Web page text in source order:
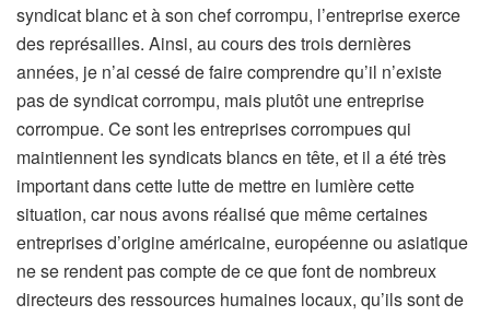
syndicat blanc et à son chef corrompu, l’entreprise exerce
des représailles. Ainsi, au cours des trois dernières
années, je n’ai cessé de faire comprendre qu’il n’existe
pas de syndicat corrompu, mais plutôt une entreprise
corrompue. Ce sont les entreprises corrompues qui
maintiennent les syndicats blancs en tête, et il a été très
important dans cette lutte de mettre en lumière cette
situation, car nous avons réalisé que même certaines
entreprises d’origine américaine, européenne ou asiatique
ne se rendent pas compte de ce que font de nombreux
directeurs des ressources humaines locaux, qu’ils sont de